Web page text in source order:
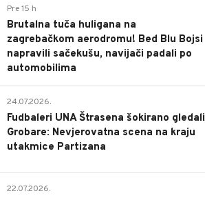
Pre 15 h
Brutalna tuča huligana na
zagrebačkom aerodromu! Bed Blu Bojsi
napravili sačekušu, navijači padali po
automobilima
24.07.2026.
Fudbaleri UNA Štrasena šokirano gledali
Grobare: Nevjerovatna scena na kraju
utakmice Partizana
22.07.2026.